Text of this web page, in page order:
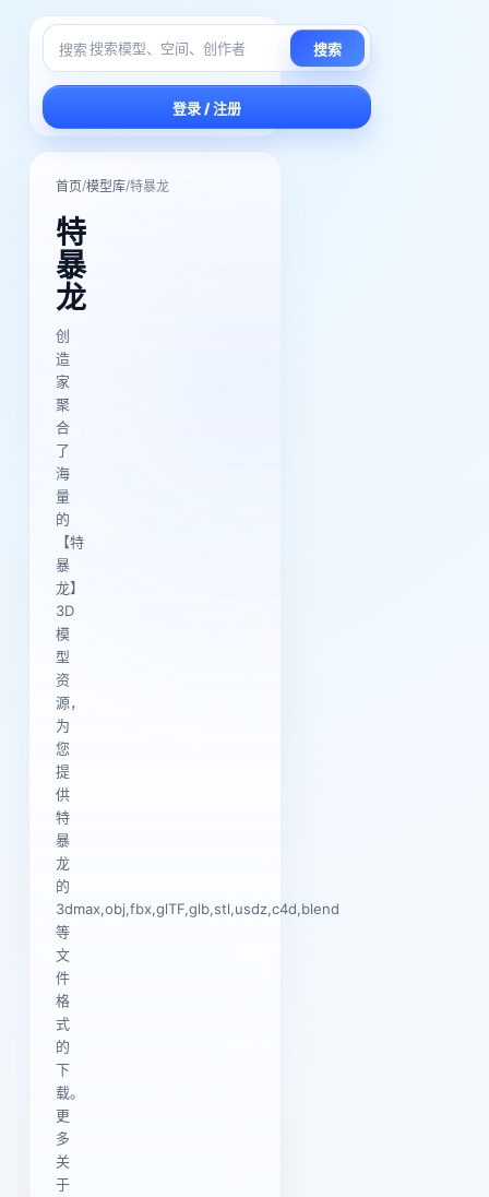
搜索 搜索
登录 / 注册
首页/模型库/特暴龙
特
暴
龙
创
造
家
聚
合
了
海
量
的
【特
暴
龙】
3D
模
型
资
源，
为
您
提
供
特
暴
龙
的
3dmax,obj,fbx,glTF,glb,stl,usdz,c4d,blend
等
文
件
格
式
的
下
载。
更
多
关
于